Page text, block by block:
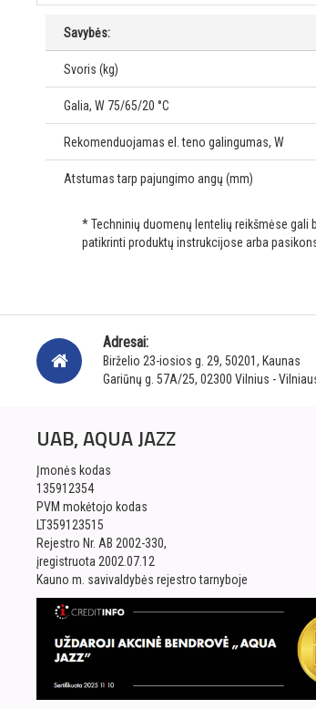
Savybės:
Svoris (kg)
Galia, W 75/65/20 °C
Rekomenduojamas el. teno galingumas, W
Atstumas tarp pajungimo angų (mm)
* Techninių duomenų lentelių reikšmėse
patikrinti produktų instrukcijose arba
Adresai:
Birželio 23-iosios g. 29, 50201, Kaunas
Gariūnų g. 57A/25, 02300 Vilnius -
UAB, AQUA JAZZ
Įmonės kodas
135912354
PVM mokėtojo kodas
LT359123515
Rejestro Nr. AB 2002-330,
įregistruota 2002.07.12
Kauno m. savivaldybės rejestro tarnyboje